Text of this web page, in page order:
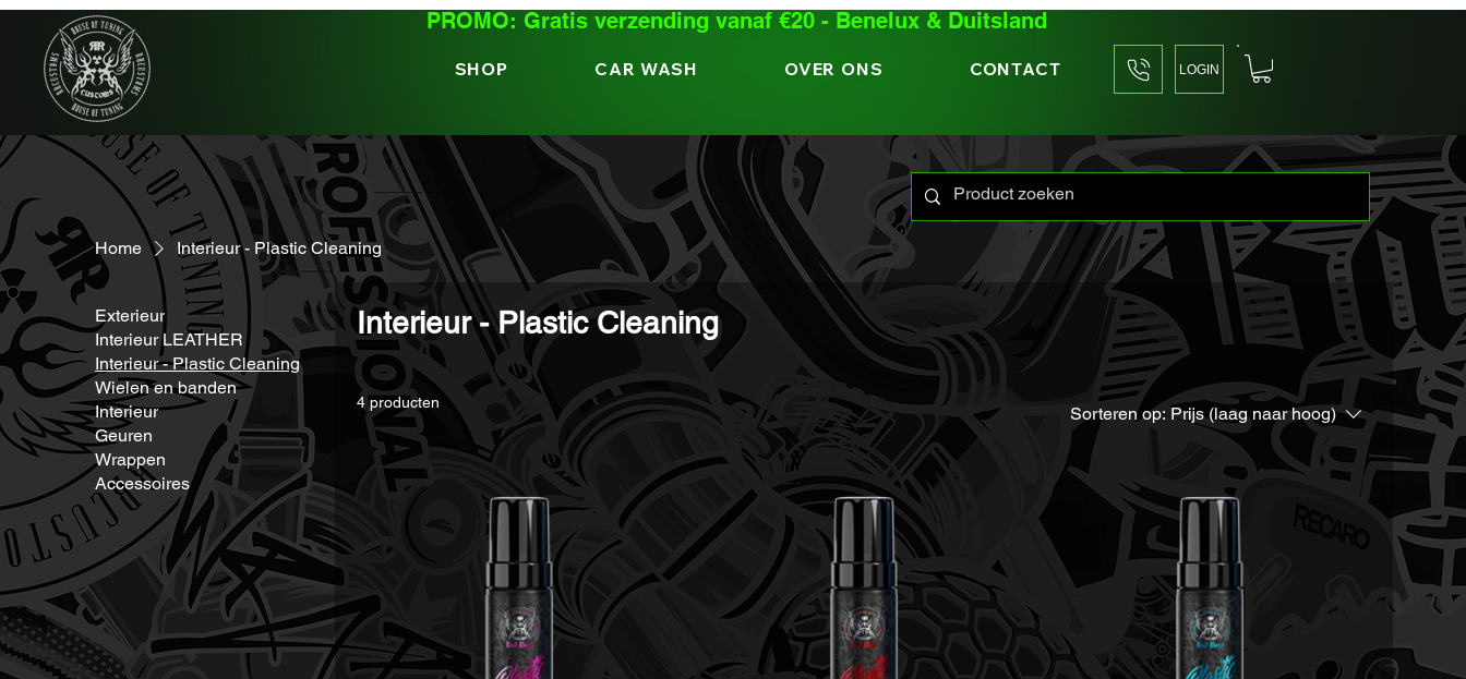
SHOP CAR WASH OVER ONS CONTACT LOGIN
PROMO: Gratis verzending vanaf €20 - Benelux & Duitsland
Home Interieur - Plastic Cleaning
Exterieur
Interieur LEATHER
Interieur - Plastic Cleaning
Wielen en banden
Interieur
Geuren
Wrappen
Accessoires
Interieur - Plastic Cleaning
4 producten
Sorteren op: Prijs (laag naar hoog)